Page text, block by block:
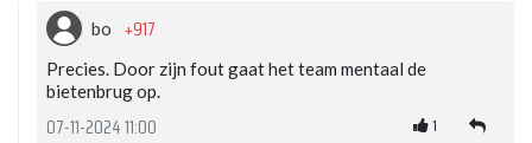
bo +917
Precies. Door zijn fout gaat het team mentaal de
bietenbrug op.
07-11-2024 11:00 1